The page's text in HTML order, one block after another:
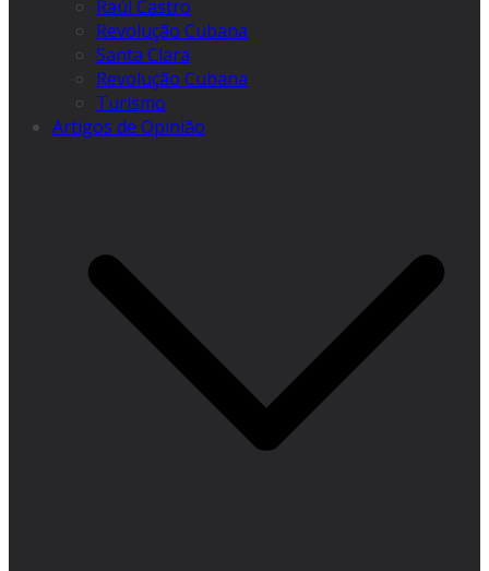
Raúl Castro
Revolução Cubana
Santa Clara
Revolução Cubana
Turismo
Artigos de Opinião